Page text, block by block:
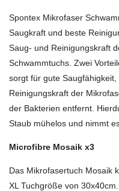
Spontex Mikrofaser
Saugkraft und beste
Saug- und Reinigungskraft
Schwammtuchs. Zwei
sorgt für gute
Reinigungskraft der
der Bakterien entfernt.
Staub mühelos und nimmt
Microfibre Mosaik x3
Das Mikrofasertuch Mosaik
XL Tuchgröße von